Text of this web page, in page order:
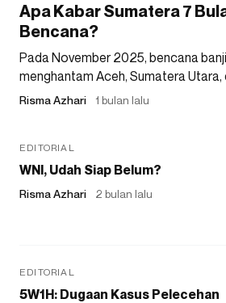
Apa Kabar Sumatera 7
Bencana?
Pada November 2025, bencana
menghantam Aceh, Sumatera
Risma Azhari 1 bulan lalu
EDITORIAL
WNI, Udah Siap Belum?
Risma Azhari 2 bulan lalu
EDITORIAL
5W1H: Dugaan Kasus Pelecehan